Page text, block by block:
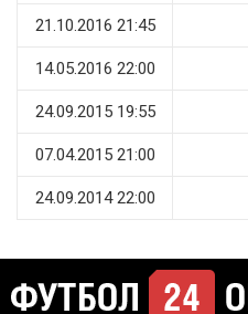
21.10.2016 21:45
14.05.2016 22:00
24.09.2015 19:55
07.04.2015 21:00
24.09.2014 22:00